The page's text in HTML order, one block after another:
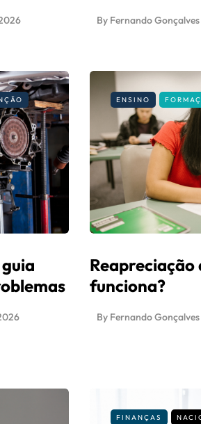
By Fernando Gonçalves
ENSINO
Reapreciação
funciona?
By Fernando Gonçalves
FINANÇAS